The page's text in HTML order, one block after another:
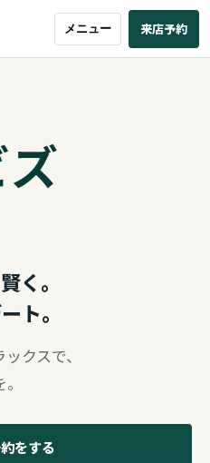
メニュー 来店予約
く。
ト。
クスで、
をする